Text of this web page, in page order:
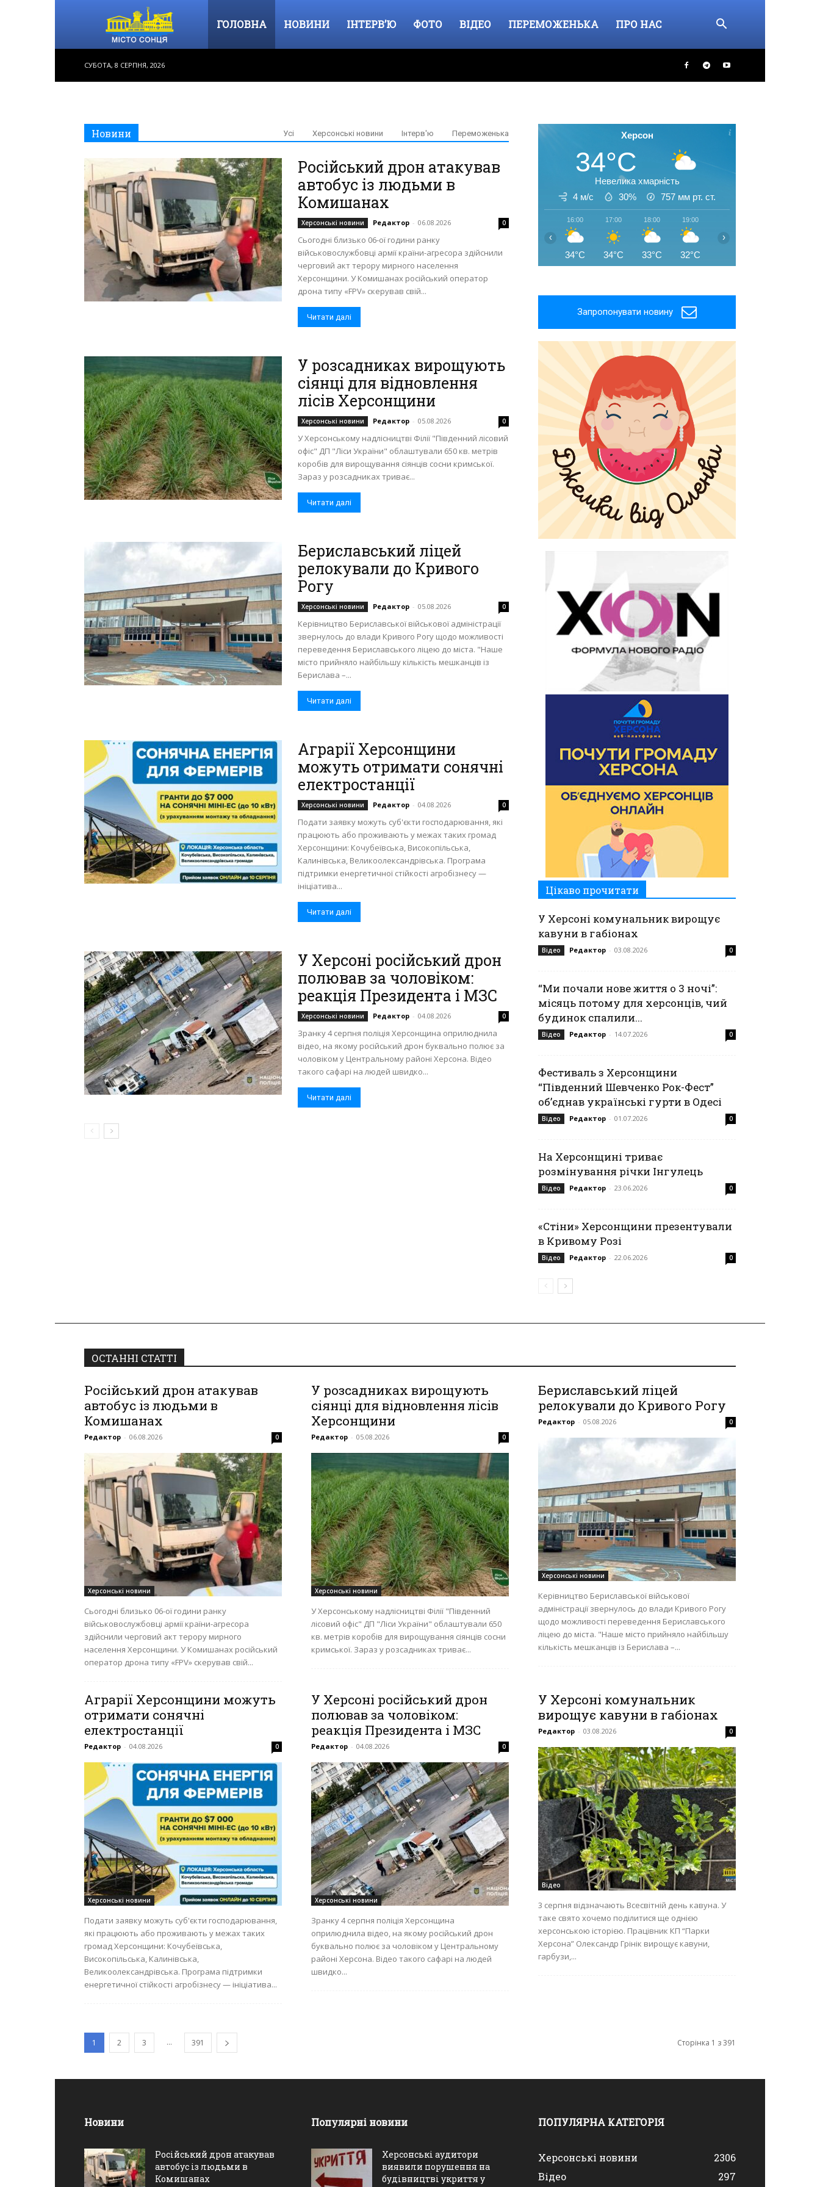
Місто
інформаційне
видання,
новини
Херсонщини,
Події
Херсон,
новини,
ГОЛОВНА НОВИНИ ІНТЕРВ’Ю ФОТО ВІДЕО ПЕРЕМОЖЕНЬКА ПРО НАС
СУБОТА, 8 СЕРПНЯ, 2026
Новини Усі Херсонські новини Інтерв'ю Переможенька
Російський дрон атакував
автобус із людьми в
Комишанах
Херсонські новини Редактор - 06.08.2026 0
Сьогодні близько 06-ої години ранку
військовослужбовці армії країни-агресора здійснили
черговий акт терору мирного населення
Херсонщини. У Комишанах російський оператор
дрона типу «FPV» скерував свій...
Читати далі
У розсадниках вирощують
сіянці для відновлення
лісів Херсонщини
Херсонські новини Редактор - 05.08.2026 0
У Херсонському надлісництві Філії "Південний лісовий
офіс" ДП "Ліси України" облаштували 650 кв. метрів
коробів для вирощування сіянців сосни кримської.
Зараз у розсадниках триває...
Читати далі
Бериславський ліцей
релокували до Кривого
Рогу
Херсонські новини Редактор - 05.08.2026 0
Керівництво Бериславської військової адміністрації
звернулось до влади Кривого Рогу щодо можливості
переведення Бериславського ліцею до міста. "Наше
місто прийняло найбільшу кількість мешканців із
Берислава –...
Читати далі
Аграрії Херсонщини
можуть отримати сонячні
електростанції
Херсонські новини Редактор - 04.08.2026 0
Подати заявку можуть суб'єкти господарювання, які
працюють або проживають у межах таких громад
Херсонщини: Кочубеївська, Високопільська,
Калинівська, Великоолександрівська. Програма
підтримки енергетичної стійкості агробізнесу —
ініціатива...
Читати далі
У Херсоні російський дрон
полював за чоловіком:
реакція Президента і МЗС
Херсонські новини Редактор - 04.08.2026 0
Зранку 4 серпня поліція Херсонщина оприлюднила
відео, на якому російський дрон буквально полює за
чоловіком у Центральному районі Херсона. Відео
такого сафарі на людей швидко...
Читати далі
Херсон
34°C
Невелика хмарність
4 м/с
30% 757 мм рт. ст.
16:00
34°C
17:00
34°C
18:00
33°C
19:00
32°C
‹ ›
Запропонувати новину
Цікаво прочитати
У Херсоні комунальник вирощує
кавуни в габіонах
Відео Редактор - 03.08.2026 0
“Ми почали нове життя о 3 ночі”:
місяць потому для херсонців, чий
будинок спалили...
Відео Редактор - 14.07.2026 0
Фестиваль з Херсонщини
“Південний Шевченко Рок-Фест”
об’єднав українські гурти в Одесі
Відео Редактор - 01.07.2026 0
На Херсонщині триває
розмінування річки Інгулець
Відео Редактор - 23.06.2026 0
«Стіни» Херсонщини презентували
в Кривому Розі
Відео Редактор - 22.06.2026 0
ОСТАННІ СТАТТІ
Російський дрон атакував
автобус із людьми в
Комишанах
Редактор - 06.08.2026 0
Херсонські новини
Сьогодні близько 06-ої години ранку
військовослужбовці армії країни-агресора
здійснили черговий акт терору мирного
населення Херсонщини. У Комишанах російський
оператор дрона типу «FPV» скерував свій...
У розсадниках вирощують
сіянці для відновлення лісів
Херсонщини
Редактор - 05.08.2026 0
Херсонські новини
У Херсонському надлісництві Філії "Південний
лісовий офіс" ДП "Ліси України" облаштували 650
кв. метрів коробів для вирощування сіянців сосни
кримської. Зараз у розсадниках триває...
Бериславський ліцей
релокували до Кривого Рогу
Редактор - 05.08.2026 0
Херсонські новини
Керівництво Бериславської військової
адміністрації звернулось до влади Кривого Рогу
щодо можливості переведення Бериславського
ліцею до міста. "Наше місто прийняло найбільшу
кількість мешканців із Берислава –...
Аграрії Херсонщини можуть
отримати сонячні
електростанції
Редактор - 04.08.2026 0
Херсонські новини
Подати заявку можуть суб'єкти господарювання,
які працюють або проживають у межах таких
громад Херсонщини: Кочубеївська,
Високопільська, Калинівська,
Великоолександрівська. Програма підтримки
енергетичної стійкості агробізнесу — ініціатива...
У Херсоні російський дрон
полював за чоловіком:
реакція Президента і МЗС
Редактор - 04.08.2026 0
Херсонські новини
Зранку 4 серпня поліція Херсонщина
оприлюднила відео, на якому російський дрон
буквально полює за чоловіком у Центральному
районі Херсона. Відео такого сафарі на людей
швидко...
У Херсоні комунальник
вирощує кавуни в габіонах
Редактор - 03.08.2026 0
Відео
3 серпня відзначають Всесвітній день кавуна. У
таке свято хочемо поділитися ще однією
херсонською історією. Працівник КП “Парки
Херсона” Олександр Грінік вирощує кавуни,
гарбузи,...
1 2 3 ... 391 Сторінка 1 з 391
Новини
Російський дрон атакував
автобус із людьми в
Комишанах
Популярні новини
Херсонські аудитори
виявили порушення на
будівництві укриття у
ПОПУЛЯРНА КАТЕГОРІЯ
Херсонські новини
2306
Відео
297